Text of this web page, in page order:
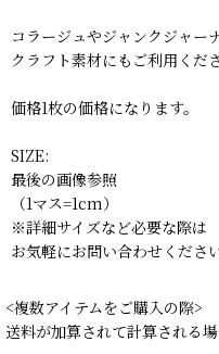
コラージュやジャンクジャー
クラフト素材にもご利用くだ
価格1枚の価格になります。
SIZE:
最後の画像参照
（1マス=1cm）
※詳細サイズなど必要な際は
お気軽にお問い合わせください
<複数アイテムをご購入の際>
送料が加算されて計算される場